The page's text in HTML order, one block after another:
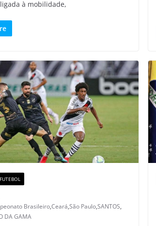
à mobilidade,
FUTEBOL
Brasileiro,Ceará,São Paulo,SANTOS,
DA GAMA